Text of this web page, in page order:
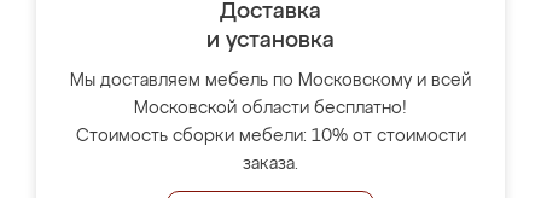
Доставка
и установка
Мы доставляем мебель по Московскому и всей
Московской области бесплатно!
Стоимость сборки мебели: 10% от стоимости
заказа.